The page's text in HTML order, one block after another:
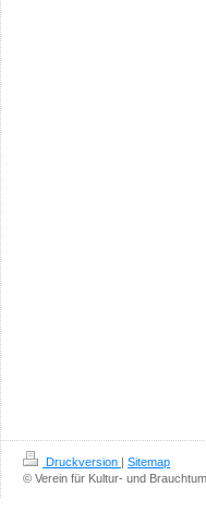
Druckversion | Sitemap
© Verein für Kultur- und